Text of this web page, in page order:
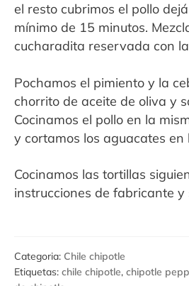
el resto cubrimos el pollo
mínimo de 15 minutos.
cucharadita reservada con
Pochamos el pimiento y la
chorrito de aceite de oliva y
Cocinamos el pollo en la
y cortamos los aguacates en
Cocinamos las tortillas
instrucciones de fabricante y
Categoria: Chile chipotle
Etiquetas: chile chipotle, chipotle